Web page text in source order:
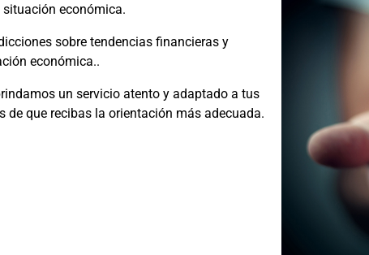
económica.
sobre tendencias financieras y
económica..
un servicio atento y adaptado a tus
de que recibas la orientación más adecuada.